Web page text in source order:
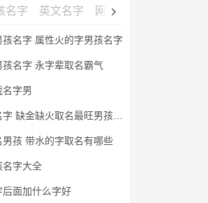
名字 英文名字 网名大全
名字 属性火的字男孩名字
名字 永字辈取名霸气
名字男
缺金缺火取名最旺男孩名字
孩 带水的字取名有哪些
名字大全
后面加什么字好